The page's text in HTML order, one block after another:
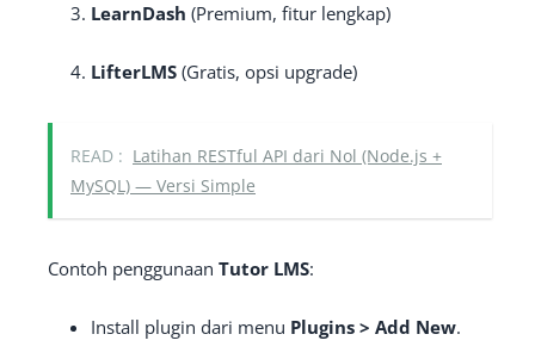
LearnDash (Premium, fitur lengkap)
LifterLMS (Gratis, opsi upgrade)
READ : Latihan RESTful API dari Nol (Node.js +
MySQL) — Versi Simple
Contoh penggunaan Tutor LMS:
Install plugin dari menu Plugins > Add New.